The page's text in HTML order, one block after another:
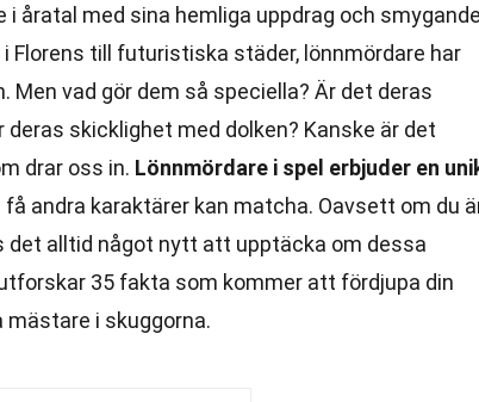
åratal med sina hemliga uppdrag och
Florens till futuristiska städer, lönnmördare har
Men vad gör dem så speciella? Är det deras
skicklighet med dolken? Kanske är det
drar oss in. Lönnmördare i spel erbjuder en
få andra karaktärer kan matcha. Oavsett om du
det alltid något nytt att upptäcka om dessa
35 fakta som kommer att fördjupa din
i skuggorna.